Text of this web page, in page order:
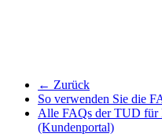
← Zurück
So verwenden Sie die
Alle FAQs der TUD für
(Kundenportal)